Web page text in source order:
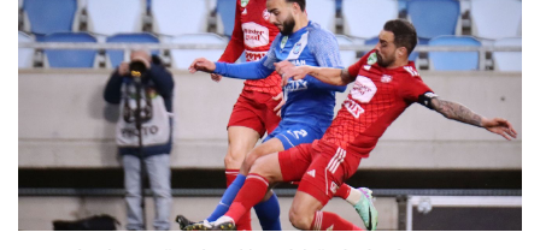
MÉRKŐZÉSEK
KLUB
GALÉRIA
SZURKOLÓI ÉLMÉNYEK
AKKREDITÁCIÓ